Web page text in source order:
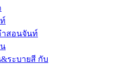
สอนจันท์
ระบายสี กับ